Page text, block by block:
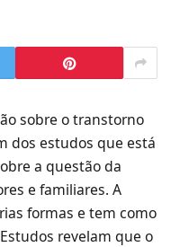
sobre o transtorno
dos estudos que está
a questão da
e familiares. A
formas e tem como
revelam que o